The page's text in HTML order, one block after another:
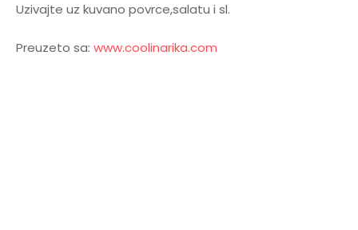
Uzivajte uz kuvano povrce,salatu i sl.
Preuzeto sa: www.coolinarika.com